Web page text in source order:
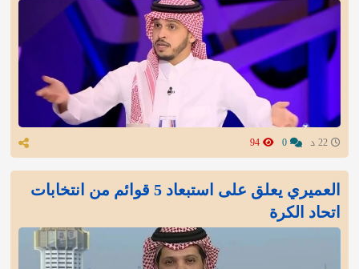
العميري يعلق على استبعاد 5 قوائم من انتخابات
اتحاد الكرة